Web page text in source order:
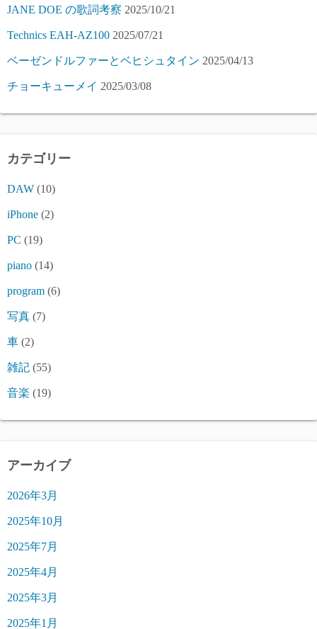
JANE DOE の歌詞考察 2025/10/21
Technics EAH-AZ100 2025/07/21
ベーゼンドルファーとベヒシュタイン 2025/04/13
チョーキューメイ 2025/03/08
カテゴリー
DAW (10)
iPhone (2)
PC (19)
piano (14)
program (6)
写真 (7)
車 (2)
雑記 (55)
音楽 (19)
アーカイブ
2026年3月
2025年10月
2025年7月
2025年4月
2025年3月
2025年1月